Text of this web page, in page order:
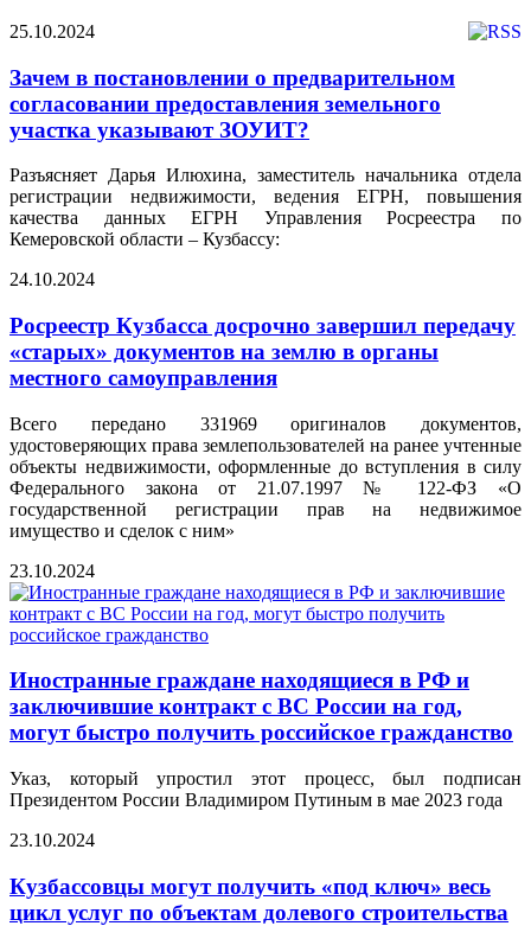
25.10.2024
Зачем в постановлении о предварительном
согласовании предоставления земельного
участка указывают ЗОУИТ?
Разъясняет Дарья Илюхина, заместитель начальника отдела
регистрации недвижимости, ведения ЕГРН, повышения
качества данных ЕГРН Управления Росреестра по
Кемеровской области – Кузбассу:
24.10.2024
Росреестр Кузбасса досрочно завершил передачу
«старых» документов на землю в органы
местного самоуправления
Всего передано 331969 оригиналов документов,
удостоверяющих права землепользователей на ранее учтенные
объекты недвижимости, оформленные до вступления в силу
Федерального закона от 21.07.1997 № 122-ФЗ «О
государственной регистрации прав на недвижимое
имущество и сделок с ним»
23.10.2024
Иностранные граждане находящиеся в РФ и
заключившие контракт с ВС России на год,
могут быстро получить российское гражданство
Указ, который упростил этот процесс, был подписан
Президентом России Владимиром Путиным в мае 2023 года
23.10.2024
Кузбассовцы могут получить «под ключ» весь
цикл услуг по объектам долевого строительства